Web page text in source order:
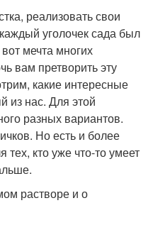
реализовать свои
уголочек сада был
мечта многих
вам претворить эту
какие интересные
из нас. Для этой
разных вариантов.
Но есть и более
кто уже что-то умеет
растворе и о